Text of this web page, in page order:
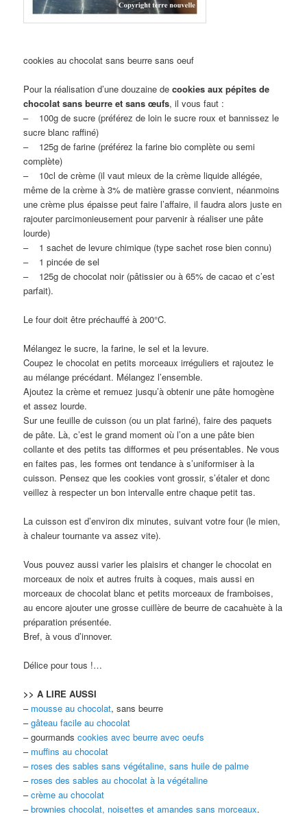
cookies au chocolat sans beurre sans oeuf
Pour la réalisation d’une douzaine decookies aux pépites de
chocolat sans beurre et sans œufs, il vous faut :
– 100g de sucre (préférez de loin le sucre roux et bannissez le
sucre blanc raffiné)
– 125g de farine (préférez la farine bio complète ou semi
complète)
– 10cl de crème (il vaut mieux de la crème liquide allégée,
même de la crème à 3% de matière grasse convient, néanmoins
une crème plus épaisse peut faire l’affaire, il faudra alors juste en
rajouter parcimonieusement pour parvenir à réaliser une pâte
lourde)
– 1 sachet de levure chimique (type sachet rose bien connu)
– 1 pincée de sel
– 125g de chocolat noir (pâtissier ou à 65% de cacao et c’est
parfait).
Le four doit être préchauffé à 200°C.
Mélangez le sucre, la farine, le sel et la levure.
Coupez le chocolat en petits morceaux irréguliers et rajoutez le
au mélange précédant. Mélangez l’ensemble.
Ajoutez la crème et remuez jusqu’à obtenir une pâte homogène
et assez lourde.
Sur une feuille de cuisson (ou un plat fariné), faire des paquets
de pâte. Là, c’est le grand moment où l’on a une pâte bien
collante et des petits tas difformes et peu présentables. Ne vous
en faites pas, les formes ont tendance à s’uniformiser à la
cuisson. Pensez que les cookies vont grossir, s’étaler et donc
veillez à respecter un bon intervalle entre chaque petit tas.
La cuisson est d’environ dix minutes, suivant votre four (le mien,
à chaleur tournante va assez vite).
Vous pouvez aussi varier les plaisirs et changer le chocolat en
morceaux de noix et autres fruits à coques, mais aussi en
morceaux de chocolat blanc et petits morceaux de framboises,
au encore ajouter une grosse cuillère de beurre de cacahuète à la
préparation présentée.
Bref, à vous d’innover.
Délice pour tous !…
>> A LIRE AUSSI
– mousse au chocolat, sans beurre
–gâteau facile au chocolat
– gourmandscookies avec beurre avec oeufs
– muffins au chocolat
– roses des sables sans végétaline, sans huile de palme
– roses des sables au chocolat à la végétaline
–crème au chocolat
–brownies chocolat, noisettes et amandes sans morceaux.